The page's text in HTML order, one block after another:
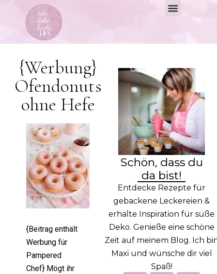
{Werbung}
Ofendonuts
ohne Hefe
{Beitrag enthält
Werbung für
Pampered
Chef} Mögt ihr
Schön, dass du
da bist!
Entdecke Rezepte für
gebackene Leckereien &
erhalte Inspiration für süße
Deko. Genieße eine schöne
Zeit auf meinem Blog. Ich
Maxi und wünsche dir viel
Spaß!